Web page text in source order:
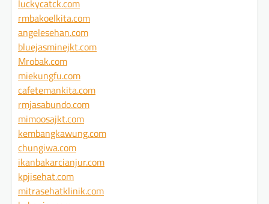
luckycatck.com
rmbakoelkita.com
angelesehan.com
bluejasminejkt.com
Mrobak.com
miekungfu.com
cafetemankita.com
rmjasabundo.com
mimoosajkt.com
kembangkawung.com
chungiwa.com
ikanbakarcianjur.com
kpjisehat.com
mitrasehatklinik.com